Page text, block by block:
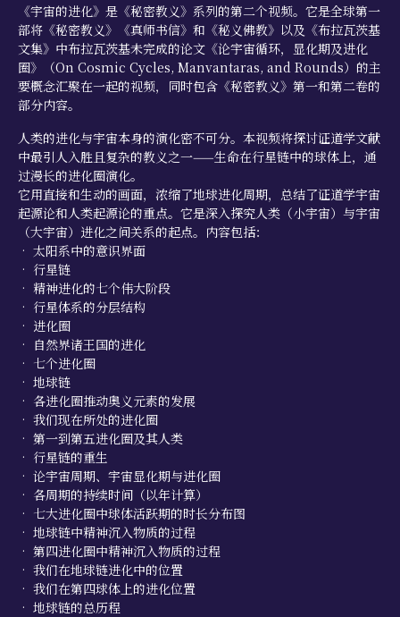
联系我们
《宇宙的进化》是《秘密教义》系列的第二个视频。它是全球第一
部将《秘密教义》《真师书信》和《秘义佛教》以及《布拉瓦茨基
文集》中布拉瓦茨基未完成的论文《论宇宙循环，显化期及进化
圈》（On Cosmic Cycles, Manvantaras, and Rounds）的主
要概念汇聚在一起的视频，同时包含《秘密教义》第一和第二卷的
部分内容。
人类的进化与宇宙本身的演化密不可分。本视频将探讨证道学文献
中最引人入胜且复杂的教义之一——生命在行星链中的球体上，通
过漫长的进化圈演化。
它用直接和生动的画面，浓缩了地球进化周期，总结了证道学宇宙
起源论和人类起源论的重点。它是深入探究人类（小宇宙）与宇宙
（大宇宙）进化之间关系的起点。内容包括：
• 太阳系中的意识界面
• 行星链
• 精神进化的七个伟大阶段
• 行星体系的分层结构
• 进化圈
• 自然界诸王国的进化
• 七个进化圈
• 地球链
• 各进化圈推动奥义元素的发展
• 我们现在所处的进化圈
• 第一到第五进化圈及其人类
• 行星链的重生
• 论宇宙周期、宇宙显化期与进化圈
• 各周期的持续时间（以年计算）
• 七大进化圈中球体活跃期的时长分布图
• 地球链中精神沉入物质的过程
• 第四进化圈中精神沉入物质的过程
• 我们在地球链进化中的位置
• 我们在第四球体上的进化位置
• 地球链的总历程